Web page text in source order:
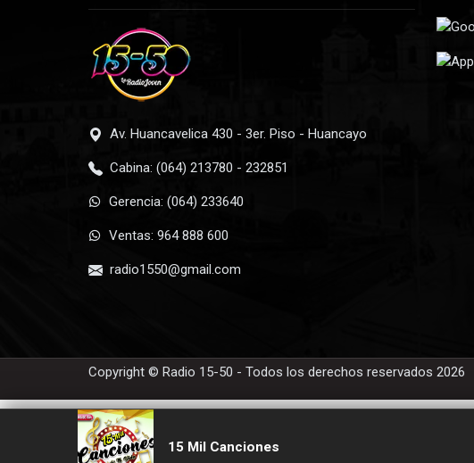
15 Mil Canciones
Av. Huancavelica 430 - 3er. Piso - Huancayo
Cabina: (064) 213780 - 232851
Gerencia: (064) 233640
Ventas: 964 888 600
radio1550@gmail.com
Copyright © Radio 15-50 - Todos los derechos reservados 2026